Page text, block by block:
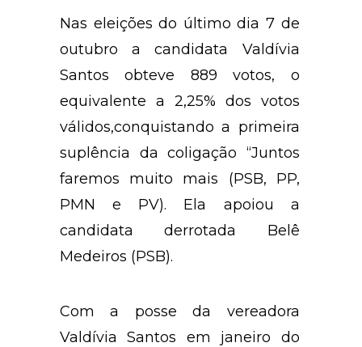
Nas eleições do último dia 7 de
outubro a candidata Valdívia
Santos obteve 889 votos, o
equivalente a 2,25% dos votos
válidos,conquistando a primeira
suplência da coligação “Juntos
faremos muito mais (PSB, PP,
PMN e PV). Ela apoiou a
candidata derrotada Belê
Medeiros (PSB).
Com a posse da vereadora
Valdívia Santos em janeiro do